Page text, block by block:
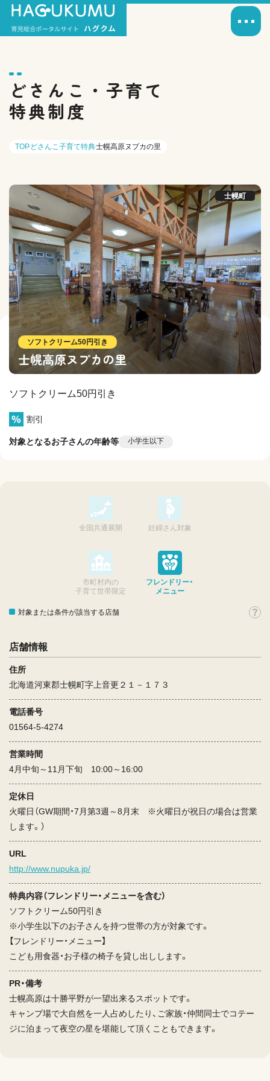
どさんこ・子育て
特典制度
TOPどさんこ子育て特典士幌高原ヌプカの里
士幌町
ソフトクリーム50円引き
士幌高原ヌプカの里
ソフトクリーム50円引き
割引
対象となるお子さんの年齢等 小学生以下
全国共通展開 妊婦さん対象
市町村内の
子育て世帯限定
フレンドリー・
メニュー
対象または条件が該当する店舗
店舗情報
住所
北海道河東郡士幌町字上音更２１－１７３
電話番号
01564-5-4274
営業時間
4月中旬～11月下旬 10:00～16:00
定休日
火曜日（GW期間・7月第3週～8月末 ※火曜日が祝日の場合は営業
します。）
URL
http://www.nupuka.jp/
特典内容（フレンドリー・メニューを含む）
ソフトクリーム50円引き
※小学生以下のお子さんを持つ世帯の方が対象です。
【フレンドリー・メニュー】
こども用食器・お子様の椅子を貸し出しします。
PR・備考
士幌高原は十勝平野が一望出来るスポットです。
キャンプ場で大自然を一人占めしたり、ご家族・仲間同士でコテー
ジに泊まって夜空の星を堪能して頂くこともできます。